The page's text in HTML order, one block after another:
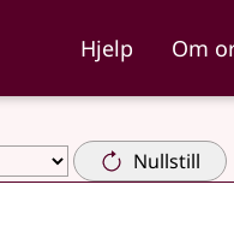
Hjelp Om
Nullstill